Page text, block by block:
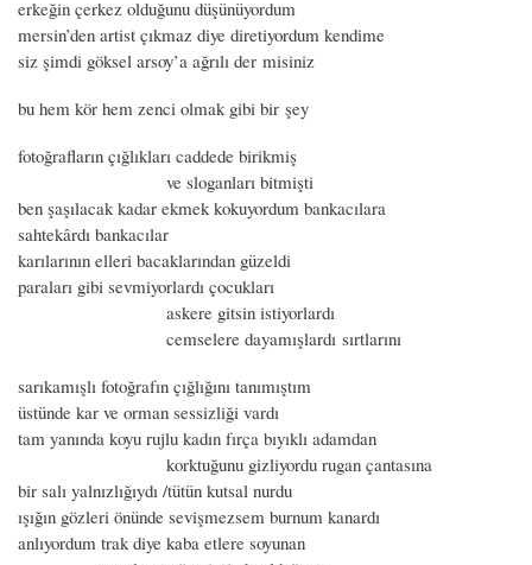
erkeğin çerkez olduğunu düşünüyordum
mersin’den artist çıkmaz diye diretiyordum kendime
siz şimdi göksel arsoy’a ağrılı der misiniz
bu hem kör hem zenci olmak gibi bir şey
fotoğrafların çığlıkları caddede birikmiş
ve sloganları bitmişti
ben şaşılacak kadar ekmek kokuyordum bankacılara
sahtekârdı bankacılar
karılarının elleri bacaklarından güzeldi
paraları gibi sevmiyorlardı çocukları
askere gitsin istiyorlardı
cemselere dayamışlardı sırtlarını
sarıkamışlı fotoğrafın çığlığını tanımıştım
üstünde kar ve orman sessizliği vardı
tam yanında koyu rujlu kadın fırça bıyıklı adamdan
korktuğunu gizliyordu rugan çantasına
bir salı yalnızlığıydı /tütün kutsal nurdu
ışığın gözleri önünde sevişmezsem burnum kanardı
anlıyordum trak diye kaba etlere soyunan